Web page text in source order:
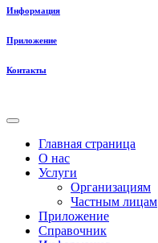
Информация
Приложение
Контакты
Главная страница
О нас
Услуги
Организациям
Частным лицам
Приложение
Справочник